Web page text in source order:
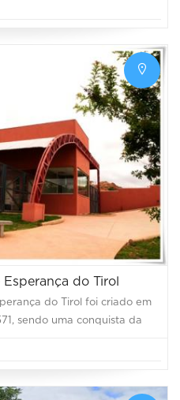
do Tirol
do Tirol foi criado em
sendo uma conquista da